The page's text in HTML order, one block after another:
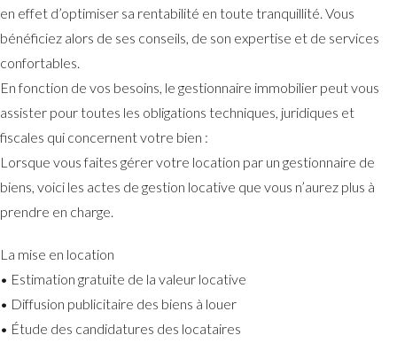
en effet d’optimiser sa rentabilité en toute tranquillité. Vous
bénéficiez alors de ses conseils, de son expertise et de services
confortables.
En fonction de vos besoins, le gestionnaire immobilier peut vous
assister pour toutes les obligations techniques, juridiques et
fiscales qui concernent votre bien :
Lorsque vous faites gérer votre location par un gestionnaire de
biens, voici les actes de gestion locative que vous n’aurez plus à
prendre en charge.
La mise en location
• Estimation gratuite de la valeur locative
• Diffusion publicitaire des biens à louer
• Étude des candidatures des locataires